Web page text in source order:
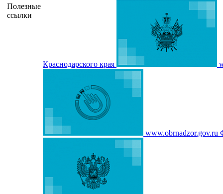
Полезные
ссылки
Краснодарского края
www.obrnadzor.gov.ru